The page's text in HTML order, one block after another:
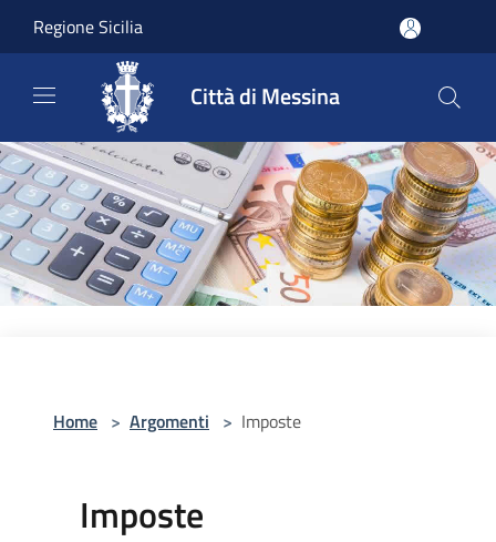
Regione Sicilia
Città di Messina
Home > Argomenti > Imposte
Imposte